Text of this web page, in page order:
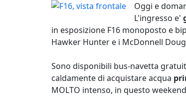
Oggi e
L'ingresso e'
in esposizione F16 monoposto e
Hawker Hunter e i McDonnell
Sono disponibili bus-navetta
caldamente di acquistare acqua
MOLTO intenso, in questo